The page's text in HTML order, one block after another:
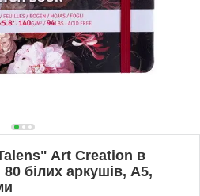
Art Creation в
білих аркушів, А5,